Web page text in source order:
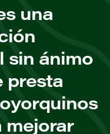
una
sin ánimo
presta
mejorar